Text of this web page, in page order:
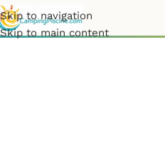
Skip to navigation
Skip to main content
»Auvergne-Rhône-Alpes